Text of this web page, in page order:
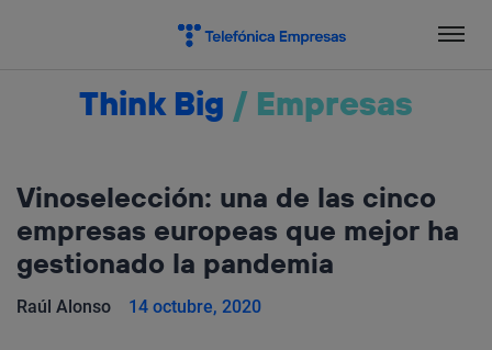
Think Big / Empresas
Vinoselección: una de las cinco
empresas europeas que mejor ha
gestionado la pandemia
Raúl Alonso 14 octubre, 2020